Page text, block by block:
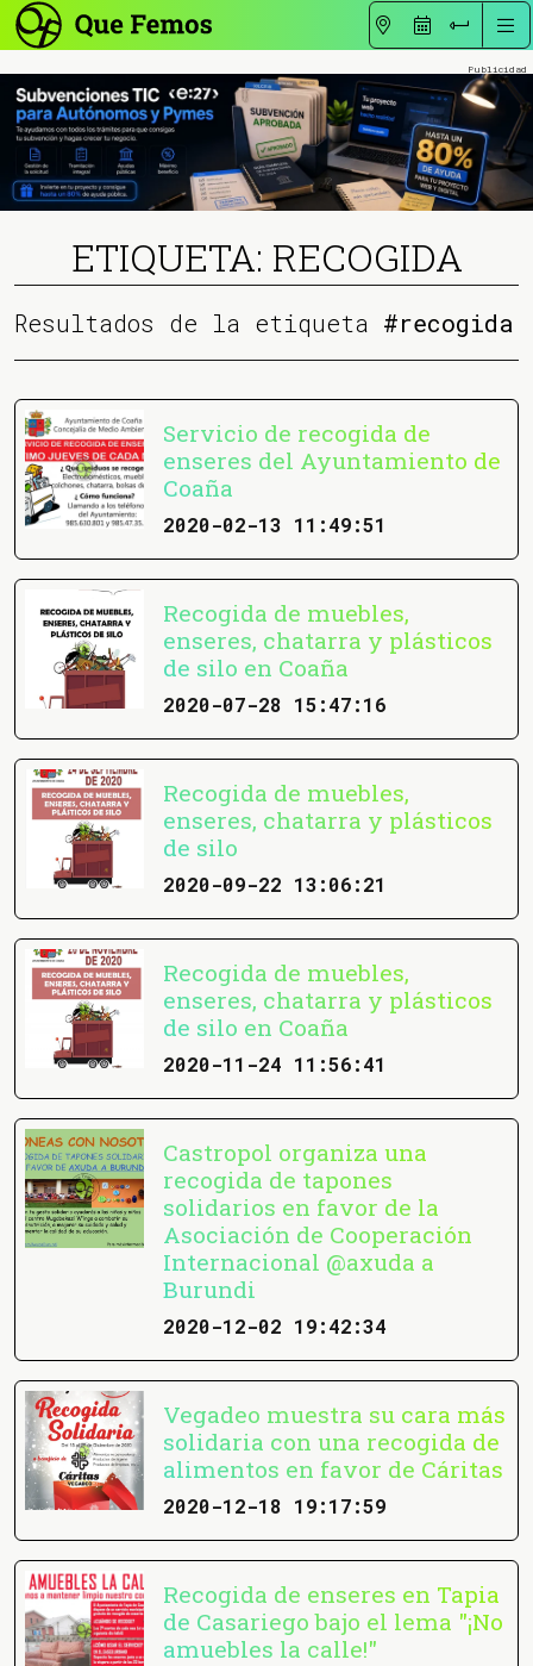
ETIQUETA: RECOGIDA
Resultados de la etiqueta #recogida
Servicio de recogida de
enseres del Ayuntamiento de
Coaña
2020-02-13 11:49:51
Recogida de muebles,
enseres, chatarra y plásticos
de silo en Coaña
2020-07-28 15:47:16
Recogida de muebles,
enseres, chatarra y plásticos
de silo
2020-09-22 13:06:21
Recogida de muebles,
enseres, chatarra y plásticos
de silo en Coaña
2020-11-24 11:56:41
Castropol organiza una
recogida de tapones
solidarios en favor de la
Asociación de Cooperación
Internacional @axuda a
Burundi
2020-12-02 19:42:34
Vegadeo muestra su cara más
solidaria con una recogida de
alimentos en favor de Cáritas
2020-12-18 19:17:59
Recogida de enseres en Tapia
de Casariego bajo el lema "¡No
amuebles la calle!"